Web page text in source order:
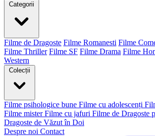
Categorii
Filme de Dragoste Filme Romanesti Filme
Filme Thriller Filme SF Filme Drama Filme
Western
Colecții
Filme psihologice bune Filme cu adolescenți
Filme mister Filme cu jafuri Filme de Dragoste
Dragoste de Văzut în Doi
Despre noi Contact